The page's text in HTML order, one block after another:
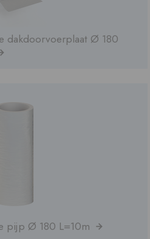
dakdoorvoerplaat Ø 180
pijp Ø 180 L=10m